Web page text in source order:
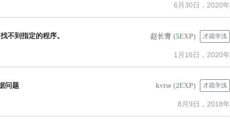
6月30日，2020年
不到指定的程序。 赵长青 (5EXP) 才疏学浅
1月16日，2020年
问题 kvtse (2EXP) 才疏学浅
8月9日，2018年